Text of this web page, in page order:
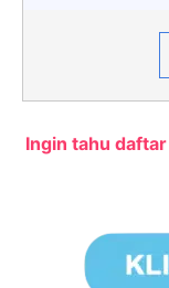
Ingin tahu